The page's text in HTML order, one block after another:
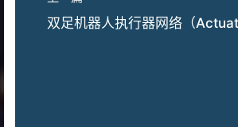
双足机器人执行器网络（